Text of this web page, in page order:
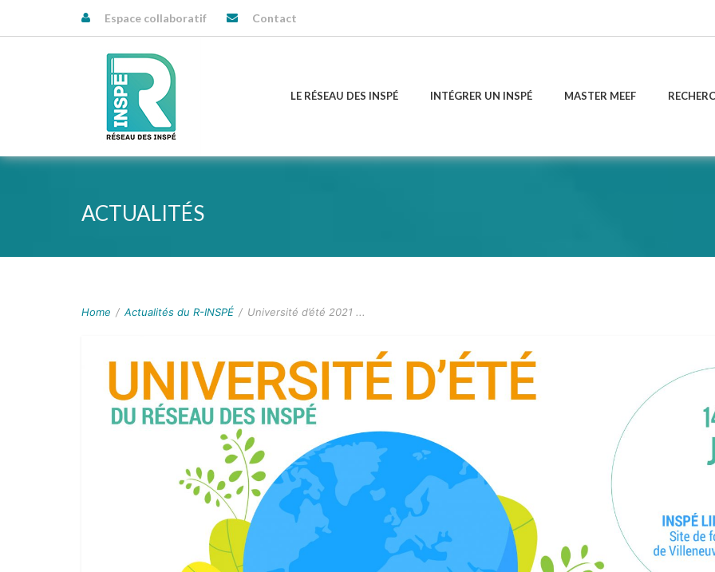
Espace collaboratif Contact
LE RÉSEAU DES INSPÉ INTÉGRER UN INSPÉ MASTER MEEF
ACTUALITÉS
Home / Actualités du R-INSPÉ / Université d’été 2021 ...